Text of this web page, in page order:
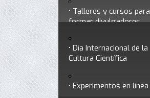
Historia
Premios a divulgadores
Talleres y cursos para
formar divulgadores
Otros servicios
Divulgación
Día Internacional de la
Cultura Científica
Experimentos en línea
Noticias